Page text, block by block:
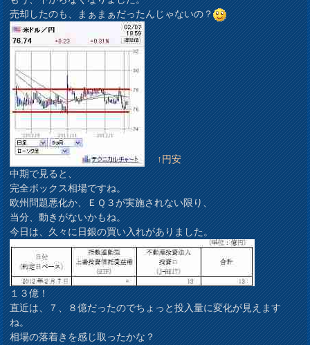
売却したのも、まぁまぁだったんじゃないの？
↑円安
中期で見ると、
完全ボックス相場ですね。
欧州問題悪化か、ＥＱ３が実施されない限り、
当分、動きがないかもね。
今日は、久々に日銀の買い入れがありました。
１３億！
直近は、７、８億だったのでちょっと投入量に変化が見えます
ね。
相場の落着きを感じ取ったかな？